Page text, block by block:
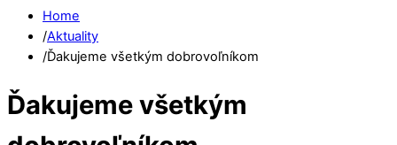
Home
/Aktuality
/Ďakujeme všetkým dobrovoľníkom
Ďakujeme všetkým